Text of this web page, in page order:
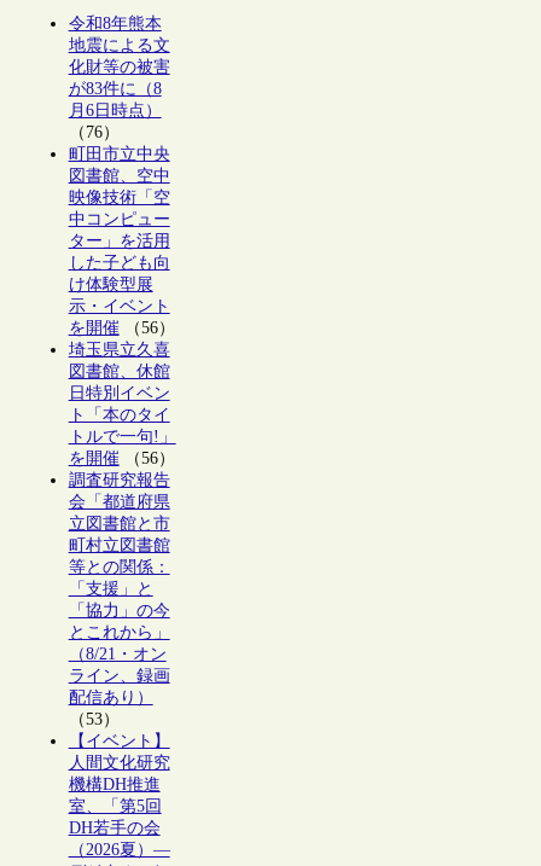
令和8年熊本
地震による文
化財等の被害
が83件に（8
月6日時点）
（76）
町田市立中央
図書館、空中
映像技術「空
中コンピュー
ター」を活用
した子ども向
け体験型展
示・イベント
を開催（56）
埼玉県立久喜
図書館、休館
日特別イベン
ト「本のタイ
トルで一句!」
を開催（56）
調査研究報告
会「都道府県
立図書館と市
町村立図書館
等との関係：
「支援」と
「協力」の今
とこれから」
（8/21・オン
ライン、録画
配信あり）
（53）
【イベント】
人間文化研究
機構DH推進
室、「第5回
DH若手の会
（2026夏）―